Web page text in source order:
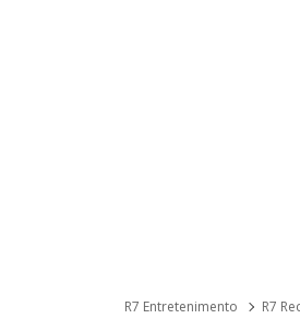
R7 Entretenimento R7